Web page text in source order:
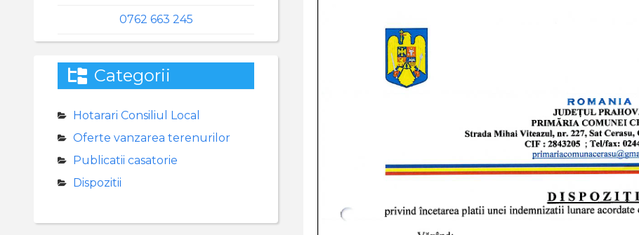
0762 663 245
Categorii
Hotarari Consiliul Local
Oferte vanzarea terenurilor
Publicatii casatorie
Dispozitii